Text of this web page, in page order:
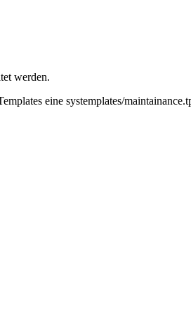
werden.
eine systemplates/